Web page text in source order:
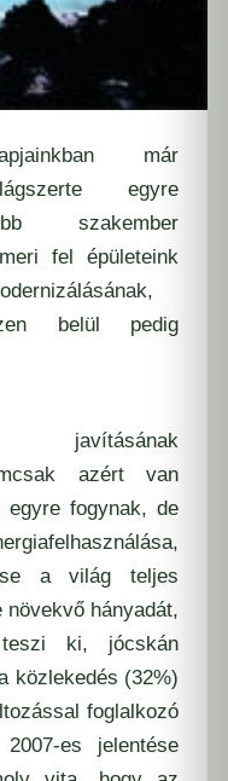
már
egyre
szakember
fel épületeink
belül pedig
javításának
azért van
egyre fogynak, de
a világ teljes
hányadát,
ki, jócskán
közlekedés (32%)
foglalkozó
es jelentése